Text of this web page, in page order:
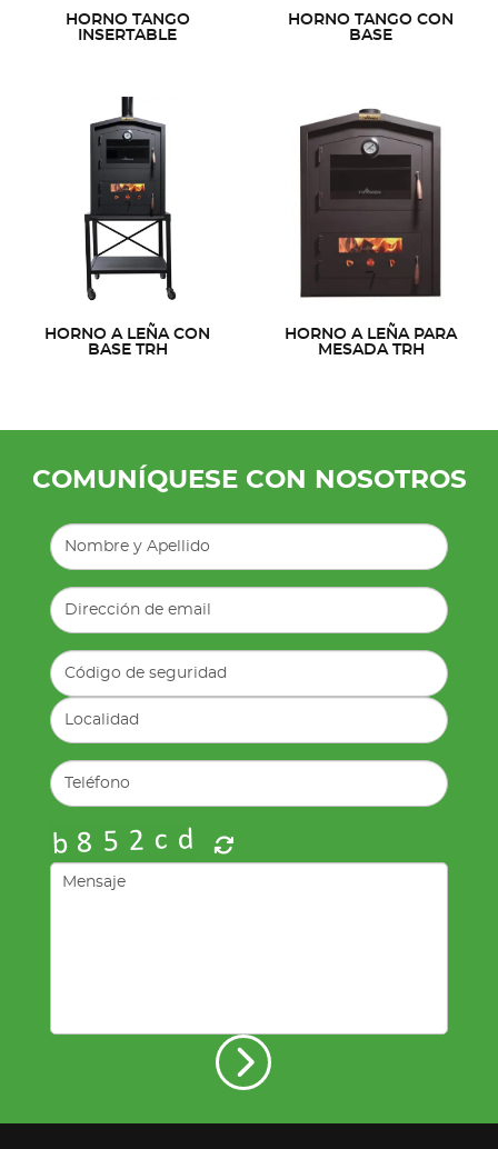
HORNO TANGO
INSERTABLE
HORNO TANGO CON
BASE
HORNO A LEÑA CON
BASE TRH
HORNO A LEÑA PARA
MESADA TRH
COMUNÍQUESE CON NOSOTROS